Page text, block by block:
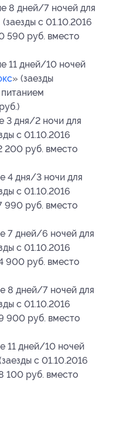
8 дней/7 ночей для
(заезды с 01.10.2016
590 руб. вместо
11 дней/10 ночей
» (заезды
3 дня/2 ночи для
с 01.10.2016
200 руб. вместо
4 дня/3 ночи для
с 01.10.2016
990 руб. вместо
7 дней/6 ночей для
с 01.10.2016
900 руб. вместо
8 дней/7 ночей для
с 01.10.2016
900 руб. вместо
11 дней/10 ночей
с 01.10.2016
100 руб. вместо